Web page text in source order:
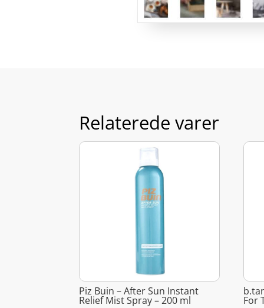
Relaterede varer
Piz Buin – After Sun Instant
Relief Mist Spray – 200 ml For